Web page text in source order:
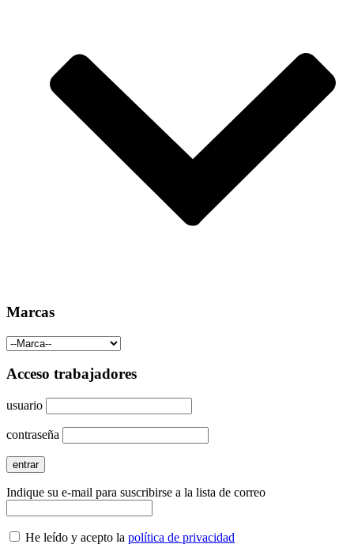
Marcas
Acceso trabajadores
usuario
contraseña
Indique su e-mail para suscribirse a la lista de correo
He leído y acepto la política de privacidad